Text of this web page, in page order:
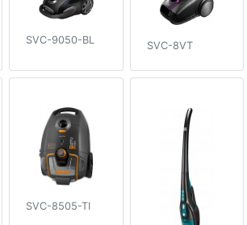
SVC-9050-BL SVC-8VT
SVC-8505-TI